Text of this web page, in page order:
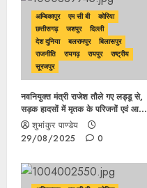
अम्बिकापुर एम सी बी
कोरिया
छत्तीसगढ़
जशपुर
दिल्ली
देश दुनिया
बलरामपुर
बिलासपुर
राजनीति
रायगढ़ रायपुर
राष्ट्रीय
सूरजपुर
नवनियुक्त मंत्री राजेश तौले गए लड्डू से,
सड़क हादसों में मृतक के परिजनों एवं आम
नागरिकों में खराब सड़क को लेकर गमगीन
माहौल हुई मौत का जिम्मेदार कौन ?
शुभांकुर पाण्डेय
29/08/2025
0